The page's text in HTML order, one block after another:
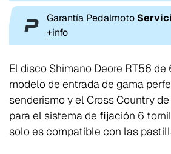
Garantía Pedalmoto
+info
El disco Shimano Deore RT56 de
modelo de entrada de gama
senderismo y el Cross Country
para el sistema de fijación 6
solo es compatible con las